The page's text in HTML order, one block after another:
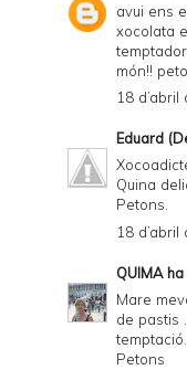
avui ens
xocolata
món!!
18
Eduard
Quina
Petons.
18
QUIMAha
Mare
de pastis
temptació.
Petons